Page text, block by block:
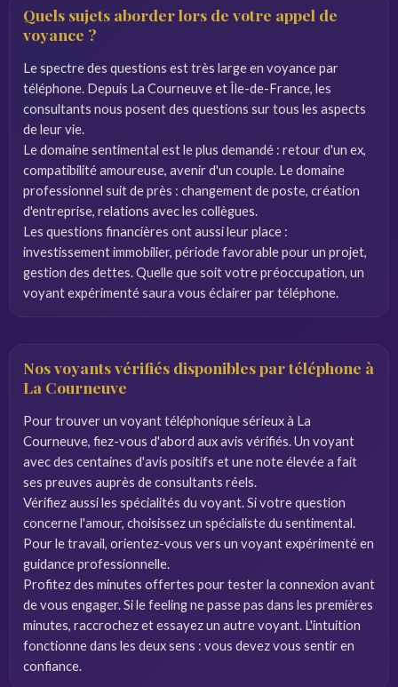
Quels sujets aborder lors de votre appel de
voyance ?
Le spectre des questions est très large en voyance par
téléphone. Depuis La Courneuve et Île-de-France, les
consultants nous posent des questions sur tous les aspects
de leur vie.
Le domaine sentimental est le plus demandé : retour d'un ex,
compatibilité amoureuse, avenir d'un couple. Le domaine
professionnel suit de près : changement de poste, création
d'entreprise, relations avec les collègues.
Les questions financières ont aussi leur place :
investissement immobilier, période favorable pour un projet,
gestion des dettes. Quelle que soit votre préoccupation, un
voyant expérimenté saura vous éclairer par téléphone.
Nos voyants vérifiés disponibles par téléphone à
La Courneuve
Pour trouver un voyant téléphonique sérieux à La
Courneuve, fiez-vous d'abord aux avis vérifiés. Un voyant
avec des centaines d'avis positifs et une note élevée a fait
ses preuves auprès de consultants réels.
Vérifiez aussi les spécialités du voyant. Si votre question
concerne l'amour, choisissez un spécialiste du sentimental.
Pour le travail, orientez-vous vers un voyant expérimenté en
guidance professionnelle.
Profitez des minutes offertes pour tester la connexion avant
de vous engager. Si le feeling ne passe pas dans les premières
minutes, raccrochez et essayez un autre voyant. L'intuition
fonctionne dans les deux sens : vous devez vous sentir en
confiance.